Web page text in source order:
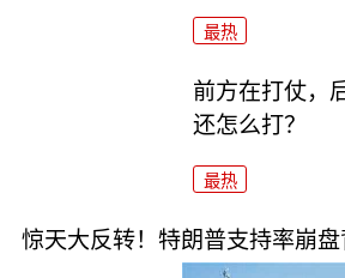
最热
前方在打仗，
还怎么打？
最热
惊天大反转！特朗普支持率崩